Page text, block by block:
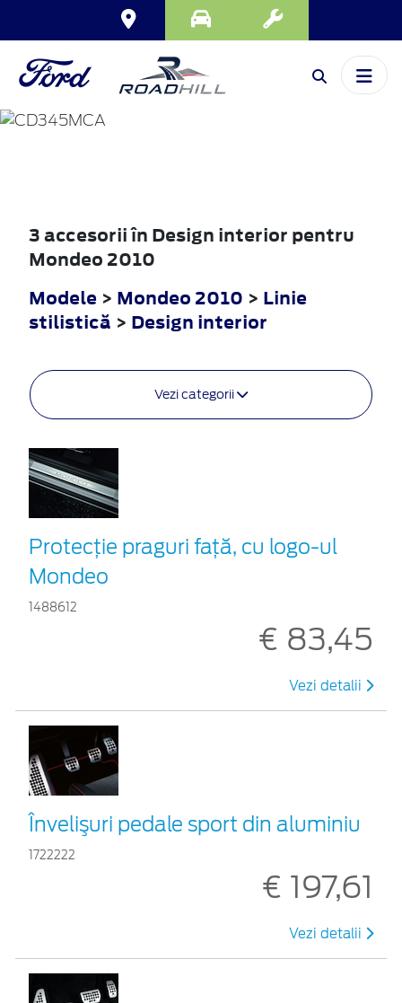
MONDEO
3 accesorii în Design interior pentru
Mondeo 2010
Modele > Mondeo 2010 > Linie
stilistică > Design interior
Vezi categorii
Protecţie praguri faţă, cu logo-ul
Mondeo
1488612
€ 83,45
Vezi detalii
Învelişuri pedale sport din aluminiu
1722222
€ 197,61
Vezi detalii